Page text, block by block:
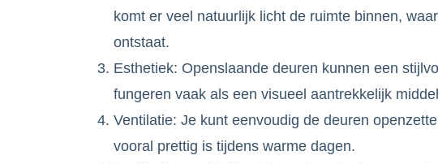
komt er veel natuurlijk licht de ruimte binnen,
ontstaat.
Esthetiek: Openslaande deuren kunnen een
fungeren vaak als een visueel aantrekkelijk
Ventilatie: Je kunt eenvoudig de deuren
vooral prettig is tijdens warme dagen.